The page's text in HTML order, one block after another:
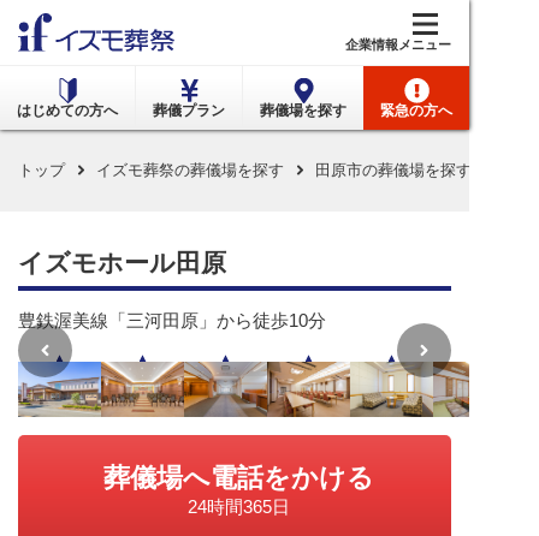
企業情報 メニュー
はじめての方へ 葬儀プラン 葬儀場を探す 緊急の方へ
トップ イズモ葬祭の葬儀場を探す 田原市の葬儀場を探す
イズモホール田原
豊鉄渥美線「三河田原」から徒歩10分
葬儀場へ電話をかける
24時間365日